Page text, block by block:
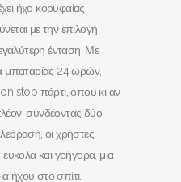
ήχο κορυφαίας
με την επιλογή
ένταση. Με
μπαταρίας 24 ωρών,
stop πάρτι, όπου κι αν
συνδέοντας δύο
οι χρήστες
και γρήγορα, μια
ήχου στο σπίτι.